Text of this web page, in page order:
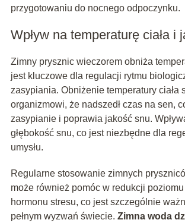
przygotowaniu do nocnego odpoczynku.
Wpływ na temperaturę ciała i
Zimny prysznic wieczorem obniża
jest kluczowe dla regulacji rytmu
zasypiania. Obniżenie temperatury ciała
organizmowi, że nadszedł czas na sen,
zasypianie i poprawia jakość snu.
głębokość snu, co jest niezbędne dla
umysłu.
Regularne stosowanie zimnych
może również pomóc w redukcji
hormonu stresu, co jest szczególnie
pełnym wyzwań świecie. Zimna woda